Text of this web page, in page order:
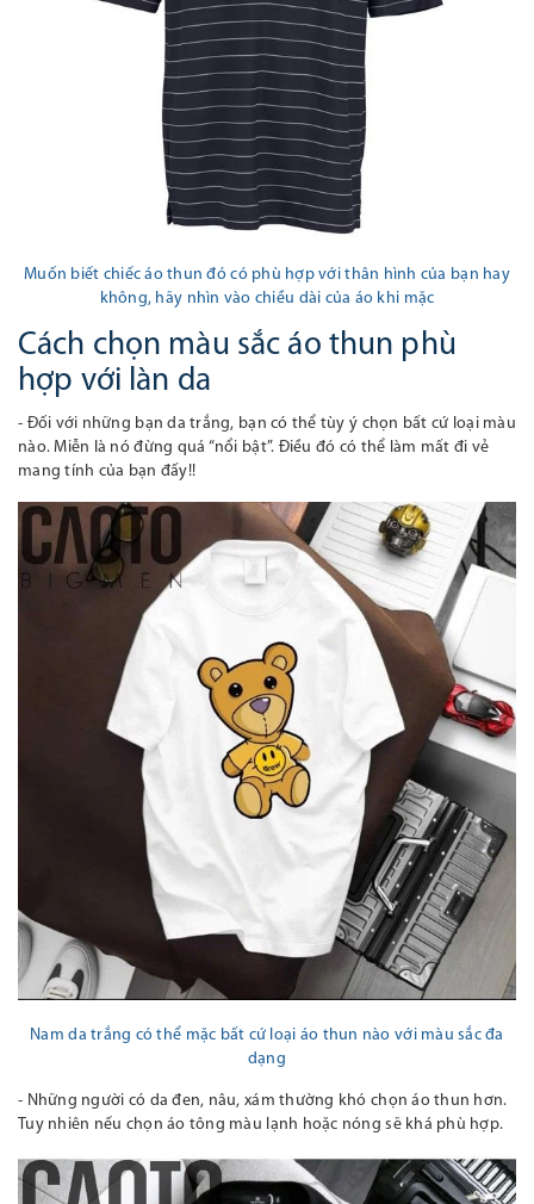
Muốn biết chiếc áo thun đó có phù hợp với thân hình của bạn hay
không, hãy nhìn vào chiều dài của áo khi mặc
Cách chọn màu sắc áo thun phù
hợp với làn da
- Đối với những bạn da trắng, bạn có thể tùy ý chọn bất cứ loại màu
nào. Miễn là nó đừng quá “nổi bật”. Điều đó có thể làm mất đi vẻ
mang tính của bạn đấy!!
Nam da trắng có thể mặc bất cứ loại áo thun nào với màu sắc đa
dạng
- Những người có da đen, nâu, xám thường khó chọn áo thun hơn.
Tuy nhiên nếu chọn áo tông màu lạnh hoặc nóng sẽ khá phù hợp.